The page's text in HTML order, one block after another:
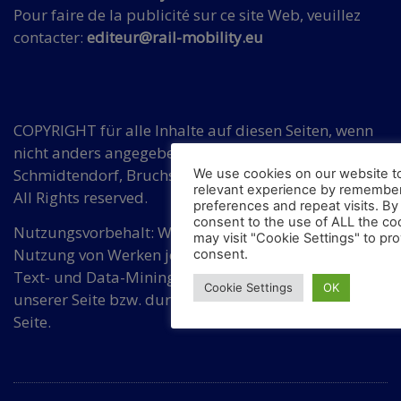
Pour faire de la publicité sur ce site Web, veuillez
contacter: editeur@rail-mobility.eu
COPYRIGHT für alle Inhalte auf diesen Seiten, wenn
nicht anders angegeben, bei Hermann
Schmidtendorf, Bruchsaler Str. 3, DE 10715 Berlin.
All Rights reserved.
Nutzungsvorbehalt: Wir widersprechen einer
Nutzung von Werken jeder Art auf dieser Seite für
Text- und Data-Mining ohne Zustimmung von
unserer Seite bzw. durch eine dafür bevollmächtigte
Seite.
We use cookies on our website
relevant experience by
preferences and repeat visits. By
consent to the use of ALL the
may visit "Cookie Settings" to
consent.
Cookie Settings OK